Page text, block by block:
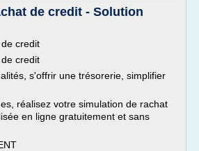
de credit - Solution
credit
credit
s'offrir une trésorerie, simplifier
réalisez votre simulation de rachat
en ligne gratuitement et sans